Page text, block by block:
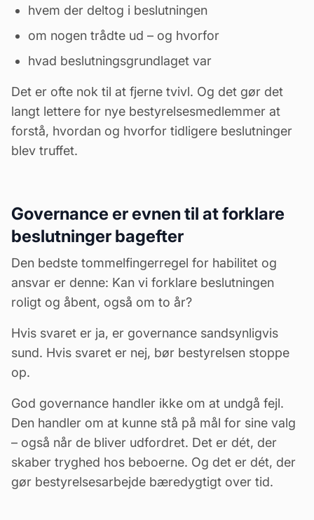
hvem der deltog i beslutningen
om nogen trådte ud – og hvorfor
hvad beslutningsgrundlaget var
Det er ofte nok til at fjerne tvivl. Og det gør det
langt lettere for nye bestyrelsesmedlemmer at
forstå, hvordan og hvorfor tidligere beslutninger
blev truffet.
Governance er evnen til at forklare
beslutninger bagefter
Den bedste tommelfingerregel for habilitet og
ansvar er denne: Kan vi forklare beslutningen
roligt og åbent, også om to år?
Hvis svaret er ja, er governance sandsynligvis
sund. Hvis svaret er nej, bør bestyrelsen stoppe
op.
God governance handler ikke om at undgå fejl.
Den handler om at kunne stå på mål for sine valg
– også når de bliver udfordret. Det er dét, der
skaber tryghed hos beboerne. Og det er dét, der
gør bestyrelsesarbejde bæredygtigt over tid.